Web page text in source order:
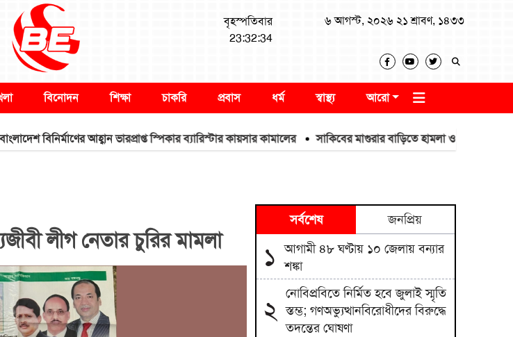
বৃহস্পতিবার
23:32:35
৬ আগস্ট, ২০২৬ ২১ শ্রাবণ, ১৪৩৩
বিনোদন শিক্ষা চাকরি প্রবাস ধর্ম স্বাস্থ্য আরো
আহ্বান ভারপ্রাপ্ত স্পিকার ব্যারিস্টার কায়সার কামালের সাকিবের মাগুরার বাড়িতে হামলা ও ভাঙচুর
লীগ নেতার চুরির মামলা
সর্বশেষ জনপ্রিয়
১ আগামী ৪৮ ঘণ্টায় ১০ জেলায় বন্যার
শঙ্কা
২
নোবিপ্রবিতে নির্মিত হবে জুলাই স্মৃতি
স্তম্ভ; গণঅভ্যুত্থানবিরোধীদের বিরুদ্ধে
তদন্তের ঘোষণা